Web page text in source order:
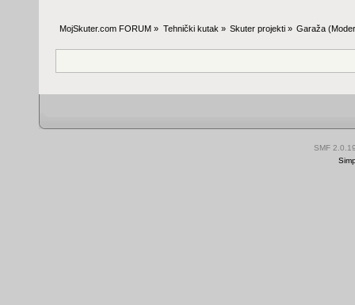
MojSkuter.com FORUM » Tehnički kutak » Skuter projekti» Garaža
SMF